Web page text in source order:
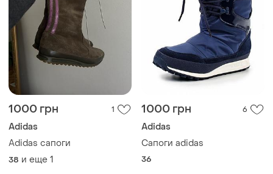
1000 грн 1
Adidas
Adidas сапоги
38 и еще 1
1000 грн 6
Adidas
Сапоги adidas
36